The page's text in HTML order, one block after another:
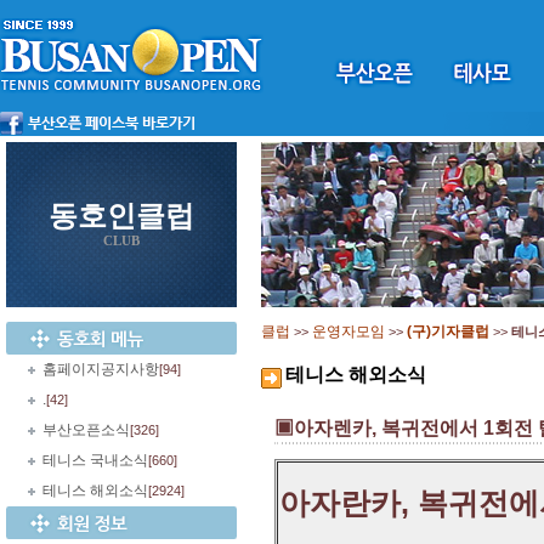
동호인클럽
CLUB
홈페이지공지사항[94]
.[42]
부산오픈소식[326]
테니스 국내소식[660]
테니스 해외소식[2924]
클럽 >> 운영자모임 >> (구)기자클럽 >> 테니
테니스 해외소식
▣아자렌카, 복귀전에서 1회전
아자란카, 복귀전